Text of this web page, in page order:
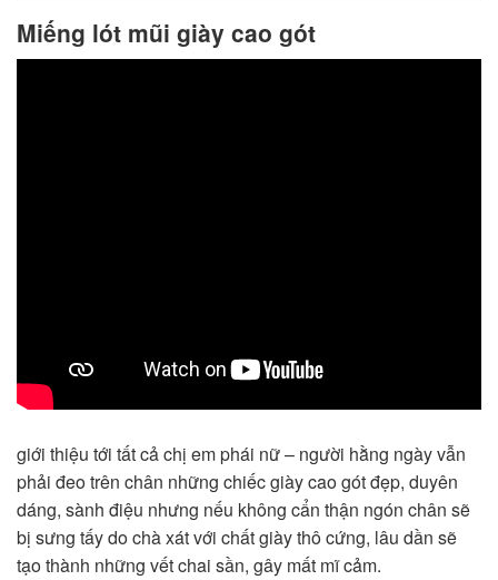
Miếng lót mũi giày cao gót
giới thiệu tới tất cả chị em phái nữ – người hằng ngày vẫn
phải đeo trên chân những chiếc giày cao gót đẹp, duyên
dáng, sành điệu nhưng nếu không cẩn thận ngón chân sẽ
bị sưng tấy do chà xát với chất giày thô cứng, lâu dần sẽ
tạo thành những vết chai sần, gây mất mĩ cảm.